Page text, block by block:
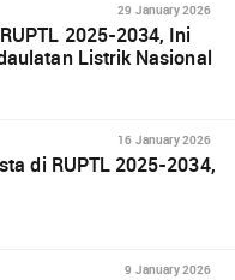
29 January 2026
2025-2034, Ini
Listrik Nasional
16 January 2026
di RUPTL 2025-2034,
9 January 2026